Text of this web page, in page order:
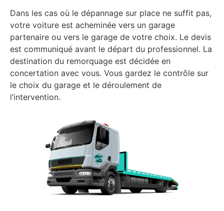
Dans les cas où le dépannage sur place ne suffit pas,
votre voiture est acheminée vers un garage
partenaire ou vers le garage de votre choix. Le devis
est communiqué avant le départ du professionnel. La
destination du remorquage est décidée en
concertation avec vous. Vous gardez le contrôle sur
le choix du garage et le déroulement de
l’intervention.